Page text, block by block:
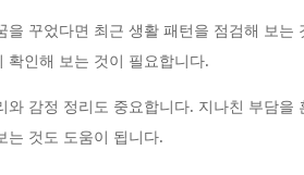
을 꾸었다면 최근 생활 패턴을 점검해 보는
확인해 보는 것이 필요합니다.
와 감정 정리도 중요합니다. 지나친 부담
는 것도 도움이 됩니다.